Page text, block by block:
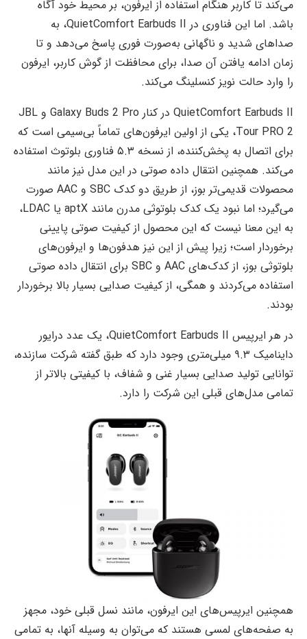
می‌کند تا کاربر هنگام استفاده از ایرفون، بر محیط خود آگاه
باشد. اما این فناوری در QuietComfort Earbuds II، به
صداهای شدید و ناگهانی به‌صورت فوری پاسخ می‌دهد و تا
زمان ادامه یافتن آن صدا، برای محافظت از گوش کاربر، ایرفون
را وارد حالت نویز کنسلینگ می‌کند.
QuietComfort Earbuds II در کنار Galaxy Buds 2 Pro و JBL
Tour PRO 2، یکی از اولین ایرفون‌های تماماً بی‌سیمی است که
برای اتصال به پخش‌کننده، از نسخه ۵.۳ فناوری بلوتوث استفاده
می‌کند. همچنین انتقال داده صوتی در این مدل نیز مانند
محصولات قدیمی‌تر بوز، از طریق دو کدک SBC و AAC صورت
می‌گیرد؛ اما نبود یک کدک بلوتوثی مدرن مانند aptX یا LDAC،
به این معنا نیست که این محصول از کیفیت صوتی پایینی
برخوردار است؛ زیرا پیش از این نیز هدفون‌ها و ایرفون‌های
بلوتوثی بوز، از کدک‌های AAC و SBC برای انتقال داده صوتی
استفاده می‌کردند و همگی، از کیفیت صدایی بسیار بالا برخوردار
بودند.
در هر ایرپیس QuietComfort Earbuds II، یک عدد درایور
داینامیک ۹.۳ میلی‌متری وجود دارد که طبق گفته شرکت سازنده،
توانایی تولید صدایی بسیار غنی و شفاف، با کیفیتی بالاتر از
تمامی مدل‌های قبلی این شرکت را دارد.
همچنین ایرپیس‌های این ایرفون، مانند نسل قبلی خود، مجهز
به صفحه‌های لمسی هستند که می‌توان به وسیله آنها، به تمامی